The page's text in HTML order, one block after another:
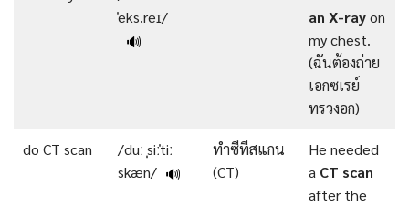
ˈeks.reɪ/
🔊
an X-rayon
my chest.
(ฉันต้องถ่าย
เอกซเรย์
ทรวงอก)
do CT scan
/duː ˌsiːˈtiː
skæn/ 🔊
ทำซีทีสแกน
(CT)
He needed
a CT scan
after the